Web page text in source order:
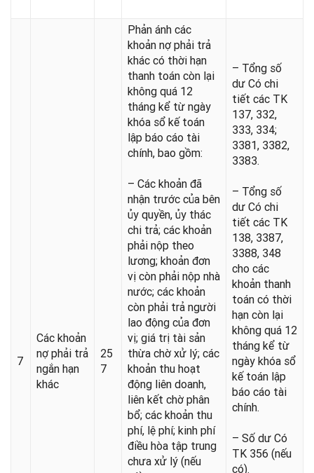
7
Các khoản
nợ phải trả
ngắn hạn
khác
25
7
Phản ánh các
khoản nợ phải trả
khác có thời hạn
thanh toán còn lại
không quá 12
tháng kể từ ngày
khóa sổ kế toán
lập báo cáo tài
chính, bao gồm:
– Các khoản đã
nhận trước của bên
ủy quyền, ủy thác
chi trả; các khoản
phải nộp theo
lương; khoản đơn
vị còn phải nộp nhà
nước; các khoản
còn phải trả người
lao động của đơn
vị; giá trị tài sản
thừa chờ xử lý; các
khoản thu hoạt
động liên doanh,
liên kết chờ phân
bổ; các khoản thu
phí, lệ phí; kinh phí
điều hòa tập trung
chưa xử lý (nếu
– Tổng số
dư Có chi
tiết các TK
137, 332,
333, 334;
3381, 3382,
3383.
– Tổng số
dư Có chi
tiết các TK
138, 3387,
3388, 348
cho các
khoản thanh
toán có thời
hạn còn lại
không quá 12
tháng kể từ
ngày khóa sổ
kế toán lập
báo cáo tài
chính.
– Số dư Có
TK 356 (nếu
có).